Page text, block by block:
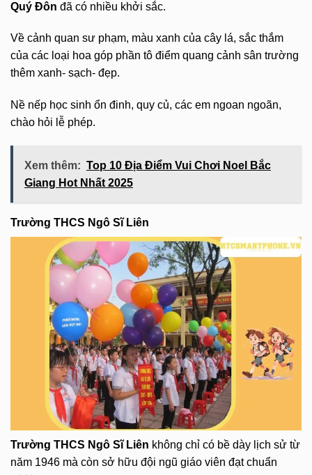
Quý Đôn đã có nhiều khởi sắc.
Về cảnh quan sư phạm, màu xanh của cây lá, sắc thắm
của các loại hoa góp phần tô điểm quang cảnh sân trường
thêm xanh- sạch- đẹp.
Nề nếp học sinh ổn đinh, quy củ, các em ngoan ngoãn,
chào hỏi lễ phép.
Xem thêm: Top 10 Địa Điểm Vui Chơi Noel Bắc
Giang Hot Nhất 2025
Trường THCS Ngô Sĩ Liên
Trường THCS Ngô Sĩ Liên không chỉ có bề dày lịch sử từ
năm 1946 mà còn sở hữu đội ngũ giáo viên đạt chuẩn